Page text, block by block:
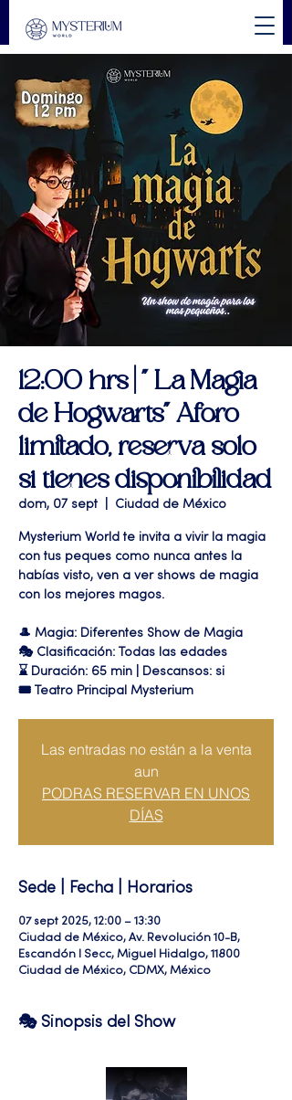
12:00 hrs | " La Magia
de Hogwarts" Aforo
limitado, reserva solo
si tienes disponibilidad
dom, 07 sept Ciudad de México
Mysterium World te invita a vivir la magia
con tus peques como nunca antes la
habías visto, ven a ver shows de magia
con los mejores magos.
🎩 Magia: Diferentes Show de Magia
🎭 Clasificación: Todas las edades
⌛ Duración: 65 min | Descansos: si
🎟 Teatro Principal Mysterium
Las entradas no están a la venta
aun
PODRAS RESERVAR EN UNOS
DÍAS
Sede | Fecha | Horarios
07 sept 2025, 12:00 – 13:30
Ciudad de México, Av. Revolución 10-B,
Escandón I Secc, Miguel Hidalgo, 11800
Ciudad de México, CDMX, México
🎭 Sinopsis del Show